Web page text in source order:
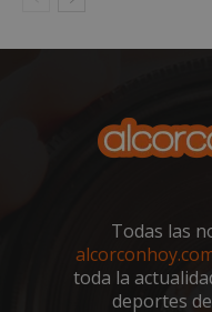
Todas las
toda la
deportes